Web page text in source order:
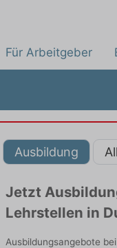
Für Arbeitgeber
Ausbildung
Jetzt
Lehrstellen in
Ausbildungsangebote